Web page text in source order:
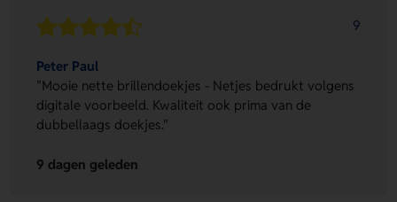
9
Peter Paul
"Mooie nette brillendoekjes - Netjes bedrukt volgens
digitale voorbeeld. Kwaliteit ook prima van de
dubbellaags doekjes."
9 dagen geleden